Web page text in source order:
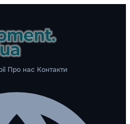
Про нас Контакти